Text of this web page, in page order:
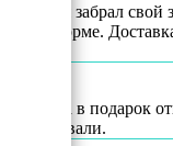
Сегодня забрал
Всё в норме.
Заказала в
тестировали.